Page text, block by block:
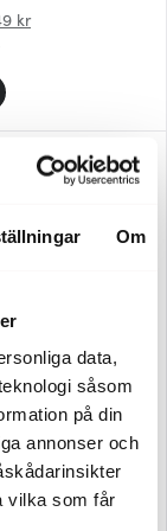
Om
data,
såsom
på din
annonser och
vilka som får
kr
kaffeglas 9 cl
kr
30%